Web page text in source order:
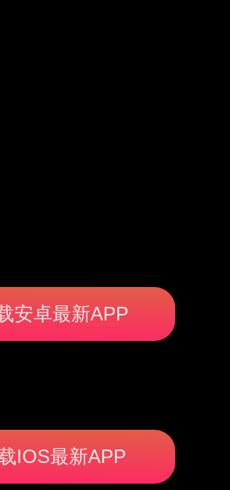
安卓最新APP
IOS最新APP